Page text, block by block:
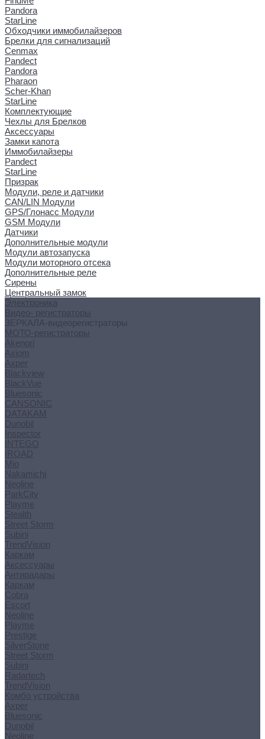
Pandora
StarLine
Обходчики иммобилайзеров
Брелки для сигнализаций
Cenmax
Pandect
Pandora
Pharaon
Scher-Khan
StarLine
Комплектующие
Чехлы для Брелков
Аксессуары
Замки капота
Иммобилайзеры
Pandect
StarLine
Призрак
Модули, реле и датчики
CAN/LIN Модули
GPS/Глонасс Модули
GSM Модули
Датчики
Дополнительные модули
Модули автозапуска
Модули моторного отсека
Дополнительные реле
Сирены
Центральный замок
Электроника
Видео- регистраторы
ЗЕРКАЛА-видеорегистраторы
МОТО-регистраторы
Akenori
Axiom
Axper
Blackview
BlackVue
Bluesonic
CANSONIC
DATAKAM
Dunobil
Inspector
INTEGO
IROAD
Mio
Nakamichi
Neoline
ParkCity
Playme
Stealth
Street Storm
Subini
TrendVision
Каркам
Аксессуары
Антирадары
Каркам
Cobra
Escort
Neoline
Playme
Prestige
SilverStone
Street Storm
Subini
Radartech
TrendVision
Комбо устройства
Axper
Bluesonic
Dunobil
Neoline